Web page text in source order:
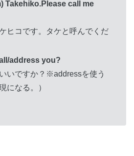
Takehiko.Please call me
ヒコです。タケと呼んでくだ
address you?
いですか？※addressを使う
になる。）